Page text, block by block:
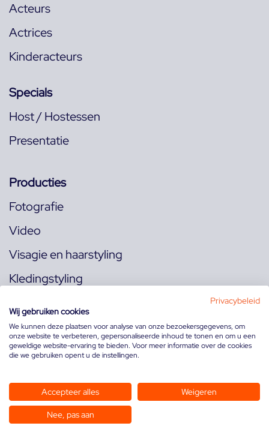
Acteurs
Actrices
Kinderacteurs
Specials
Host / Hostessen
Presentatie
Producties
Fotografie
Video
Visagie en haarstyling
Kledingstyling
Volg ons op:
Privacybeleid
Wij gebruiken cookies
We kunnen deze plaatsen voor analyse van onze bezoekersgegevens, om
onze website te verbeteren, gepersonaliseerde inhoud te tonen en om u een
geweldige website-ervaring te bieden. Voor meer informatie over de cookies
die we gebruiken opent u de instellingen.
Accepteer alles Weigeren
Nee, pas aan